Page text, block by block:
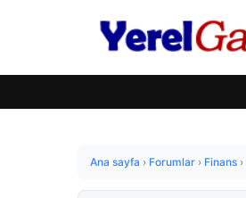
Ana sayfa › Forumlar › Finans ›